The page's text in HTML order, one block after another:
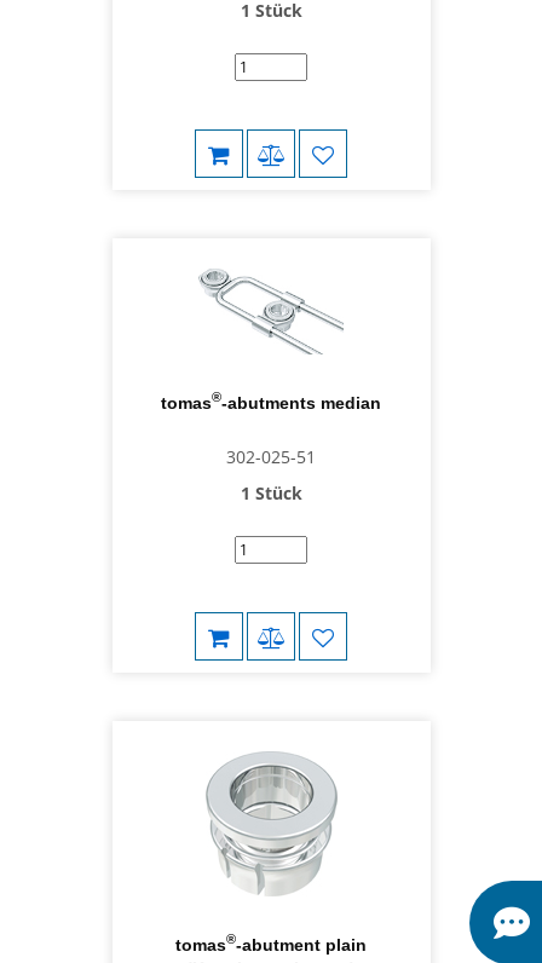
1 Stück
tomas®-abutments median
302-025-51
1 Stück
tomas®-abutment plain